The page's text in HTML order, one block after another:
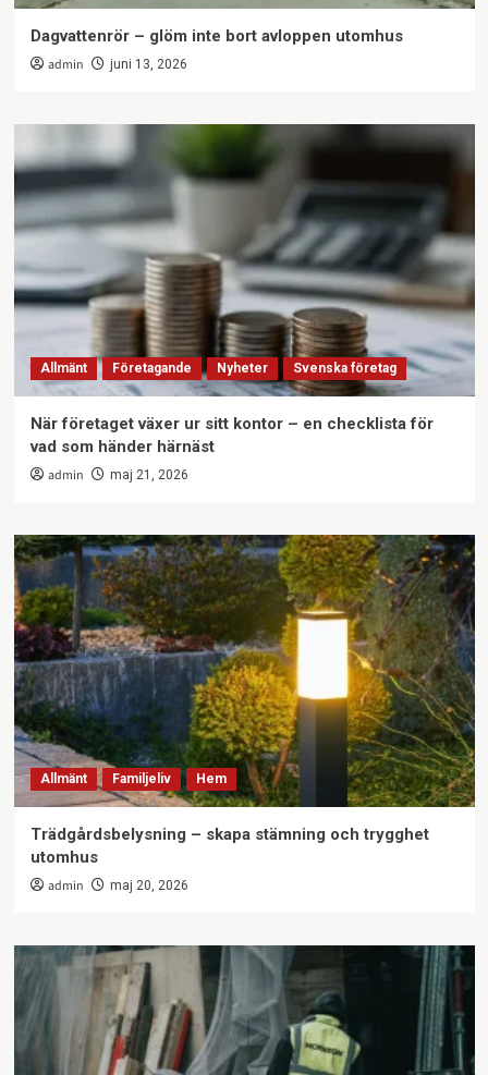
Dagvattenrör – glöm inte bort avloppen utomhus
admin juni 13, 2026
Allmänt Företagande Nyheter Svenska företag
När företaget växer ur sitt kontor – en checklista för
vad som händer härnäst
admin maj 21, 2026
Allmänt Familjeliv Hem
Trädgårdsbelysning – skapa stämning och trygghet
utomhus
admin maj 20, 2026